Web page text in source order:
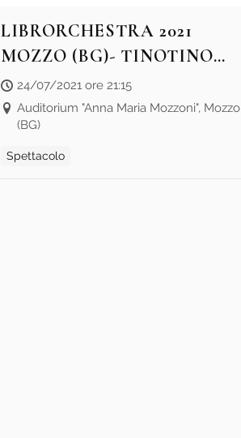
LIBRORCHESTRA 2021
MOZZO (BG)- TINOTINO
TINOTINA TINO TIN TIN
TIN
24/07/2021 ore 21:15
Auditorium "Anna Maria Mozzoni", Mozzo
(BG)
Spettacolo